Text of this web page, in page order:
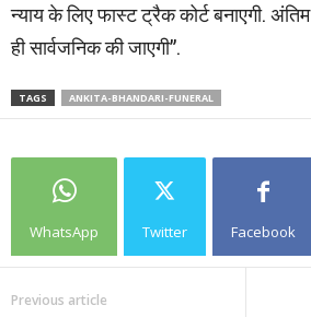
न्याय के लिए फास्ट ट्रैक कोर्ट बनाएगी. अंतिम
ही सार्वजनिक की जाएगी”.
TAGS ANKITA-BHANDARI-FUNERAL
WhatsApp Twitter Facebook
Previous article